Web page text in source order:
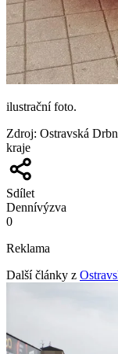
ilustrační foto.
Zdroj: Ostravská
kraje
Sdílet
Dennívýzva
0
Reklama
Další články z